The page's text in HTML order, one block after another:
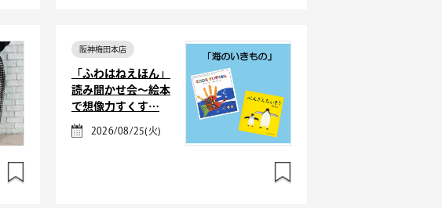
阪神梅田本店
「ふわはねえほん」
読み聞かせ会～絵本
で想像力すくす…
2026/08/25(火)